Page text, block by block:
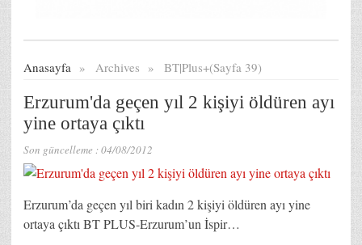
Anasayfa » Archives » BT|Plus+(Sayfa 39)
Erzurum'da geçen yıl 2 kişiyi öldüren ayı
yine ortaya çıktı
Son güncelleme :04/08/2012
Erzurum’da geçen yıl biri kadın 2 kişiyi öldüren ayı yine
ortaya çıktı BT PLUS-Erzurum’un İspir…